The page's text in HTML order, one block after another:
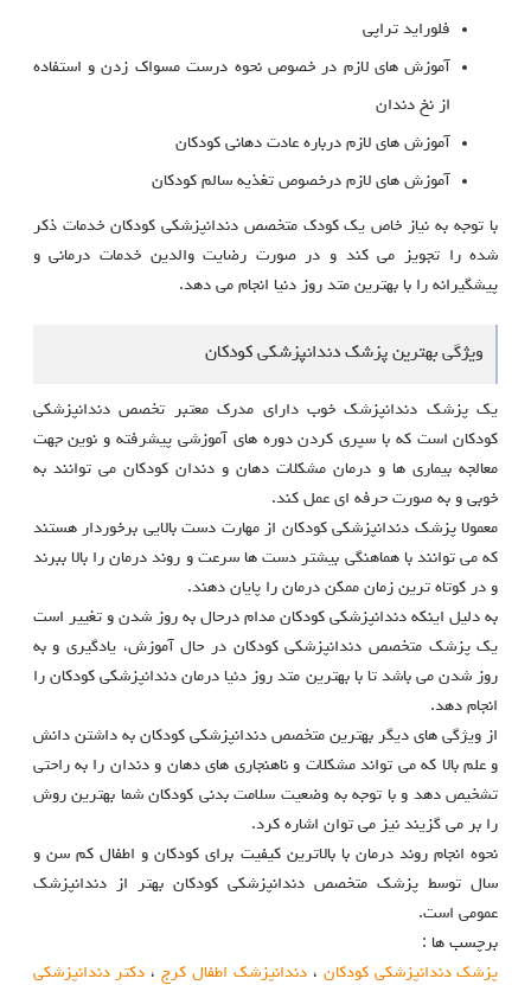
فلوراید تراپی
آموزش های لازم در خصوص نحوه درست مسواک زدن و استفاده
از نخ دندان
آموزش های لازم درباره عادت دهانی کودکان
آموزش های لازم درخصوص تغذیه سالم کودکان
با توجه به نیاز خاص یک کودک متخصص دندانپزشکی کودکان خدمات ذکر
شده را تجویز می کند و در صورت رضایت والدین خدمات درمانی و
پیشگیرانه را با بهترین متد روز دنیا انجام می دهد.
ویژگی بهترین پزشک دندانپزشکی کودکان
یک پزشک دندانپزشک خوب دارای مدرک معتبر تخصص دندانپزشکی
کودکان است که با سپری کردن دوره های آموزشی پیشرفته و نوین جهت
معالجه بیماری ها و درمان مشکلات دهان و دندان کودکان می توانند به
خوبی و به صورت حرفه ای عمل کند.
معمولا پزشک دندانپزشکی کودکان از مهارت دست بالایی برخوردار هستند
که می توانند با هماهنگی بیشتر دست ها سرعت و روند درمان را بالا ببرند
و در کوتاه ترین زمان ممکن درمان را پایان دهند.
به دلیل اینکه دندانپزشکی کودکان مدام درحال به روز شدن و تغییر است
یک پزشک متخصص دندانپزشکی کودکان در حال آموزش، یادگیری و به
روز شدن می باشد تا با بهترین متد روز دنیا درمان دندانپزشکی کودکان را
انجام دهد.
از ویژگی های دیگر بهترین متخصص دندانپزشکی کودکان به داشتن دانش
و علم بالا که می تواند مشکلات و ناهنجاری های دهان و دندان را به راحتی
تشخیص دهد و با توجه به وضعیت سلامت بدنی کودکان شما بهترین روش
را بر می گزیند نیز می توان اشاره کرد.
نحوه انجام روند درمان با بالاترین کیفیت برای کودکان و اطفال کم سن و
سال توسط پزشک متخصص دندانپزشکی کودکان بهتر از دندانپزشک
عمومی است.
برچسب ها :
پزشک دندانپزشکی کودکان ،دندانپزشک اطفال کرج، دکتر دندانپزشکی